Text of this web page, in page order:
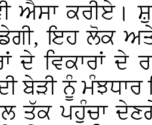
ਐਸਾ ਕਰੀਏ।
ਇਹ ਲੋਕ
ਦੇ ਵਿਕਾਰਾਂ ਦੇ
ਬੇੜੀ ਨੂੰ
ਤੱਕ ਪਹੁੰਚਾ